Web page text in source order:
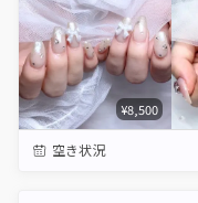
¥8,500
空き状況